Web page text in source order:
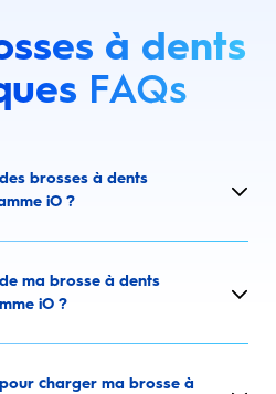
à dents
FAQs
brosses à dents
iO ?
ma brosse à dents
iO ?
charger ma brosse à